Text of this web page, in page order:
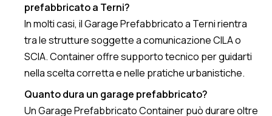
prefabbricato a Terni?
In molti casi, il Garage Prefabbricato a Terni rientra
tra le strutture soggette a comunicazione CILA o
SCIA. Container offre supporto tecnico per guidarti
nella scelta corretta e nelle pratiche urbanistiche.
Quanto dura un garage prefabbricato?
Un Garage Prefabbricato Container può durare oltre